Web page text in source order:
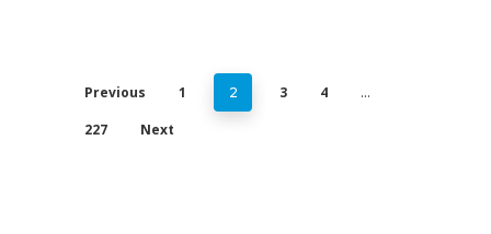
Previous 1 2 3 4 …
227 Next